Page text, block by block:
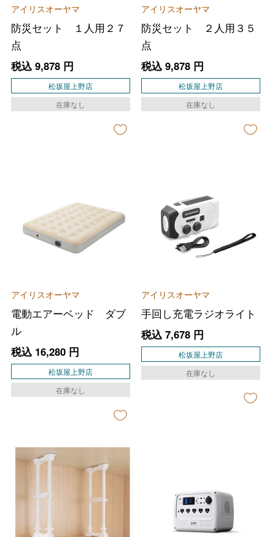
アイリスオーヤマ
防災セット １人用２７
点
税込 9,878円
松坂屋上野店
在庫なし
アイリスオーヤマ
防災セット ２人用３５
点
税込 9,878円
松坂屋上野店
在庫なし
アイリスオーヤマ
電動エアーベッド ダブ
ル
税込 16,280円
松坂屋上野店
在庫なし
アイリスオーヤマ
手回し充電ラジオライト
税込 7,678円
松坂屋上野店
在庫なし